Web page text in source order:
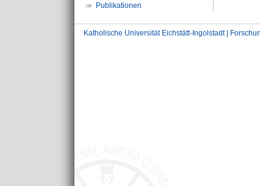
Publikationen
Katholische Universität Eichstätt-Ingolstadt |